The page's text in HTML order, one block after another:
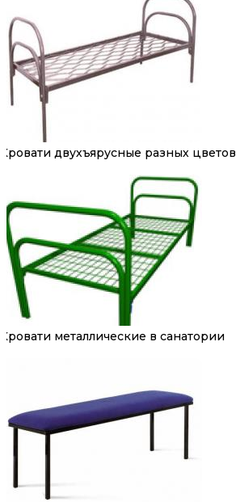
Кровати двухъярусные разных цветов
Кровати металлические в санатории